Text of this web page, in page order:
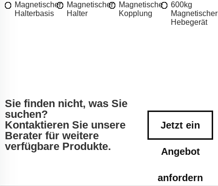
Magnetischer
Halterbasis
Magnetischer
Halter
Magnetische
Kopplung
600kg
Magnetischer
Hebegerät
Sie finden nicht, was Sie
suchen?
Kontaktieren Sie unsere
Berater für weitere
verfügbare Produkte.
Jetzt ein
Angebot
anfordern